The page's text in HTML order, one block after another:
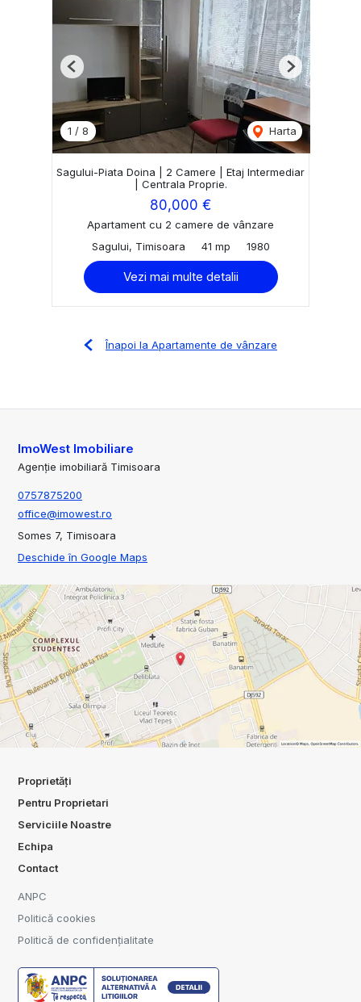
1 / 8 Harta
Previous Next
Sagului-Piata Doina | 2 Camere | Etaj Intermediar
| Centrala Proprie.
80,000 €
Apartament cu 2 camere de vânzare
Sagului, Timisoara
41 mp 1980
Vezi mai multe detalii
Înapoi la Apartamente de vânzare
ImoWest Imobiliare
Agenție imobiliară Timisoara
0757875200
office@imowest.ro
Somes 7, Timisoara
Deschide în Google Maps
Proprietăți
Pentru Proprietari
Serviciile Noastre
Echipa
Contact
ANPC
Politică cookies
Politică de confidențialitate